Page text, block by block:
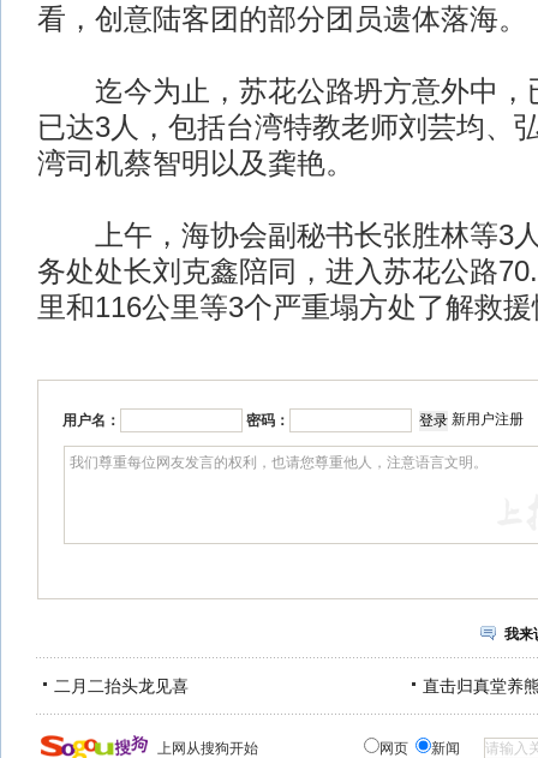
看，创意陆客团的部分团员遗体落海。
迄今为止，苏花公路坍方意外中，
已达3人，包括台湾特教老师刘芸均、
湾司机蔡智明以及龚艳。
上午，海协会副秘书长张胜林等3
务处处长刘克鑫陪同，进入苏花公路
里和116公里等3个严重塌方处了解救
用户名： 密码： 新用户注册
我来
二月二抬头龙见喜 直击归真堂养
上网从搜狗开始 网页 新闻